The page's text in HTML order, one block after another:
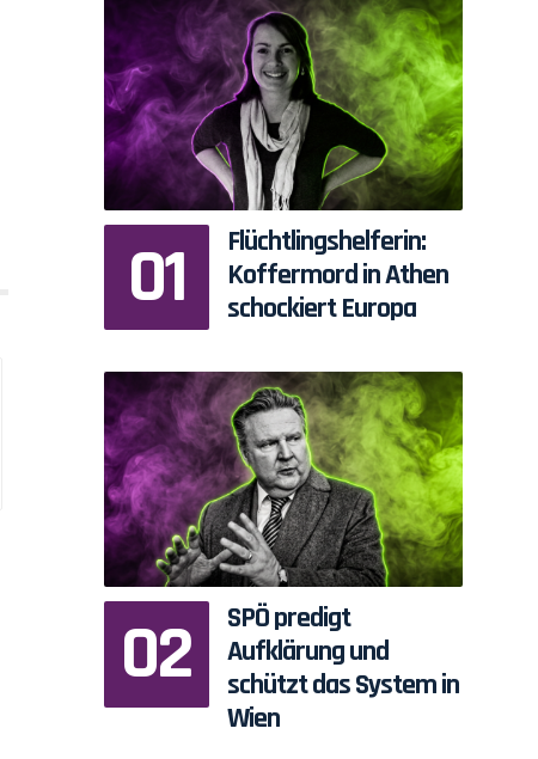
Flüchtlingshelferin:
Koffermord in Athen
schockiert Europa
SPÖ predigt
Aufklärung und
schützt das System in
Wien